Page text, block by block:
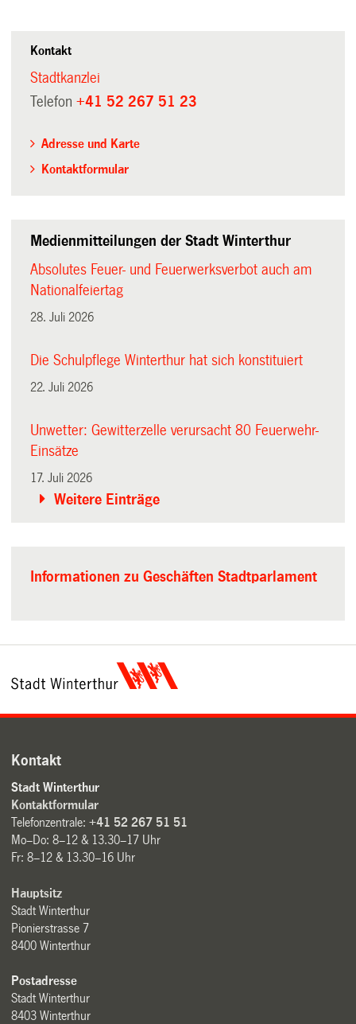
Kontakt
Stadtkanzlei
Telefon+41 52 267 51 23
Adresse und Karte
Kontaktformular
Medienmitteilungen der Stadt Winterthur
Absolutes Feuer- und Feuerwerksverbot auch am
Nationalfeiertag
28. Juli 2026
Die Schulpflege Winterthur hat sich konstituiert
22. Juli 2026
Unwetter: Gewitterzelle verursacht 80 Feuerwehr-
Einsätze
17. Juli 2026
Weitere Einträge
Informationen zu Geschäften Stadtparlament
Kontakt
Stadt Winterthur
Kontaktformular
Telefonzentrale:+41 52 267 51 51
Mo–Do: 8–12 & 13.30–17 Uhr
Fr: 8–12 & 13.30–16 Uhr
Hauptsitz
Stadt Winterthur
Pionierstrasse 7
8400 Winterthur
Postadresse
Stadt Winterthur
8403 Winterthur